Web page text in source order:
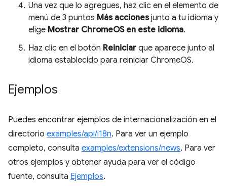
Una vez que lo agregues, haz clic en el elemento de
menú de 3 puntos Más accionesjunto a tu idioma y
elige Mostrar ChromeOS en este idioma.
Haz clic en el botón Reiniciar que aparece junto al
idioma establecido para reiniciar ChromeOS.
Ejemplos
Puedes encontrar ejemplos de internacionalización en el
directorio examples/api/i18n. Para ver un ejemplo
completo, consulta examples/extensions/news. Para ver
otros ejemplos y obtener ayuda para ver el código
fuente, consulta Ejemplos.